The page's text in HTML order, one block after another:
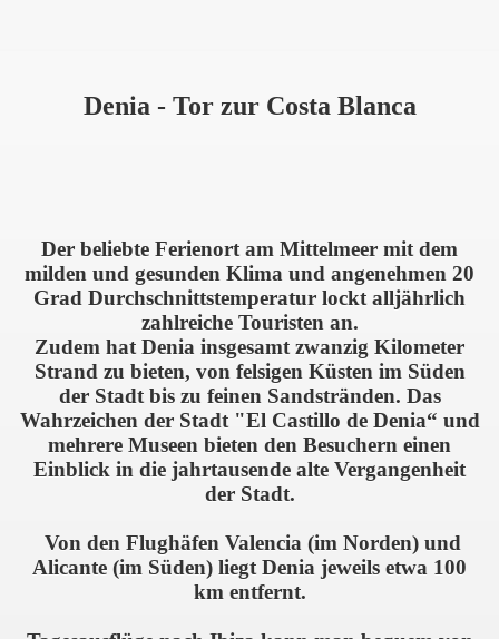
Denia - Tor zur Costa Blanca
Der beliebte Ferienort am Mittelmeer mit dem
milden und gesunden Klima und angenehmen 20
Grad Durchschnittstemperatur lockt alljährlich
zahlreiche Touristen an.
Zudem hat Denia insgesamt zwanzig Kilometer
Strand zu bieten, von felsigen Küsten im Süden
der Stadt bis zu feinen Sandstränden. Das
Wahrzeichen der Stadt "El Castillo de Denia“ und
mehrere Museen bieten den Besuchern einen
Einblick in die jahrtausende alte Vergangenheit
der Stadt.
Von den Flughäfen Valencia (im Norden) und
Alicante (im Süden) liegt Denia jeweils etwa 100
km entfernt.